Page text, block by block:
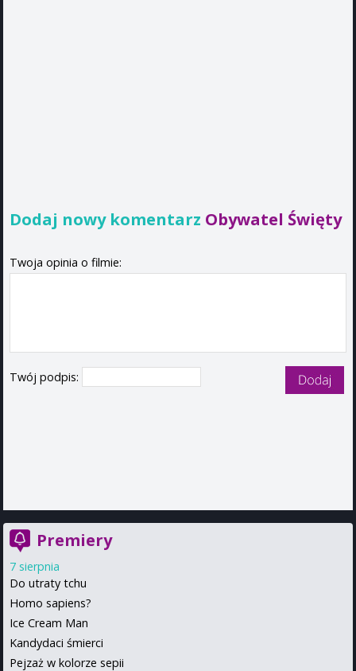
Dodaj nowy komentarz Obywatel Święty
Twoja opinia o filmie:
Twój podpis:
Premiery
7 sierpnia
Do utraty tchu
Homo sapiens?
Ice Cream Man
Kandydaci śmierci
Pejzaż w kolorze sepii